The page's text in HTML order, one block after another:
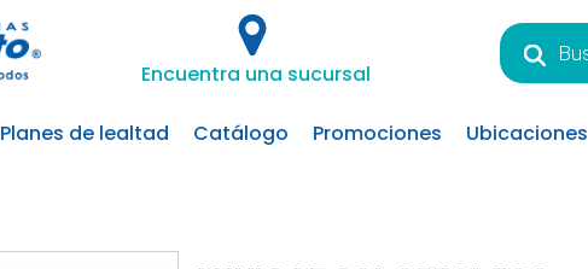
Encuentra una sucursal
Búsqueda
de
productos
Planes de lealtad Catálogo Promociones Ubicaciones